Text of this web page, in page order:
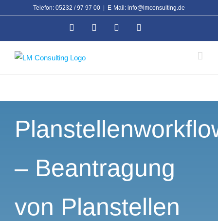
Telefon: 05232 / 97 97 00 E-Mail: info@lmconsulting.de
Facebook Instagram
– Beantragung
von Planstellen